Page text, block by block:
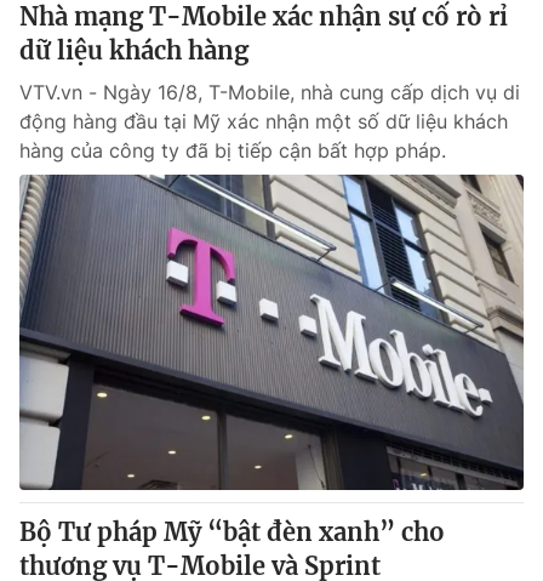
Góc doanh nghiệp
Truyền hình
Phim VTV
Hậu trường
Nhân vật
Khán giả
Giải sao mai
Giải trí
Điện ảnh
Âm nhạc
Sao
Đời sống
Du lịch
Làm đẹp
Chất lượng cuộc sống
Giáo dục
Tuyển sinh
Học trực tuyến
Công nghệ
Hitech Công nghệ tương lai
Sản phẩm
Thị trường
Tư vấn
Giao lưu trực tuyến
Lịch phát sóng
Chuyên mục khác
Emagazine Podcast
Nhà mạng T-Mobile xác nhận sự cố rò rỉ
dữ liệu khách hàng
VTV.vn - Ngày 16/8, T-Mobile, nhà cung cấp dịch vụ di
động hàng đầu tại Mỹ xác nhận một số dữ liệu khách
hàng của công ty đã bị tiếp cận bất hợp pháp.
Bộ Tư pháp Mỹ “bật đèn xanh” cho
thương vụ T-Mobile và Sprint